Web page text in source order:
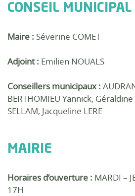
CONSEIL MUNICIPAL
Maire : Séverine COMET
Adjoint : Emilien NOUALS
Conseillers municipaux :
BERTHOMIEU Yannick,
SELLAM, Jacqueline LERE
MAIRIE
Horaires d’ouverture : MARDI –
17H